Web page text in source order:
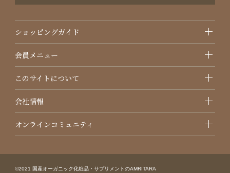
ショッピングガイド
会員メニュー
このサイトについて
会社情報
オンラインコミュニティ
©2021 国産オーガニック化粧品・サプリメントのAMRITARA